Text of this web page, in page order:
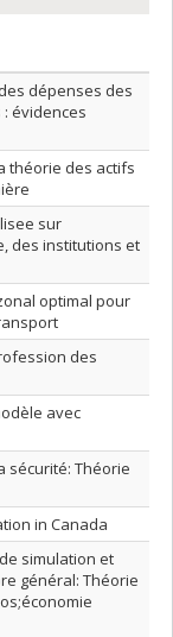
dépenses des
évidences
théorie des actifs
sur
des institutions et
optimal pour
des
avec
sécurité: Théorie
in Canada
simulation et
général: Théorie